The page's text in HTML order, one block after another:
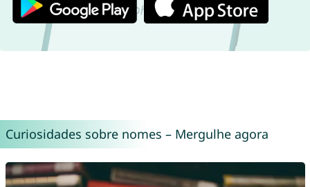
Curiosidades sobre nomes – Mergulhe agora